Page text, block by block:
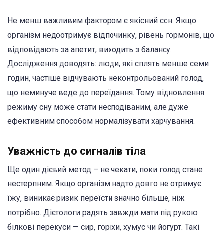
Не менш важливим фактором є якісний сон. Якщо
організм недоотримує відпочинку, рівень гормонів, що
відповідають за апетит, виходить з балансу.
Дослідження доводять: люди, які сплять менше семи
годин, частіше відчувають неконтрольований голод,
що неминуче веде до переїдання. Тому відновлення
режиму сну може стати несподіваним, але дуже
ефективним способом нормалізувати харчування.
Уважність до сигналів тіла
Ще один дієвий метод – не чекати, поки голод стане
нестерпним. Якщо організм надто довго не отримує
їжу, виникає ризик переїсти значно більше, ніж
потрібно. Дієтологи радять завжди мати під рукою
білкові перекуси — сир, горіхи, хумус чи йогурт. Такі